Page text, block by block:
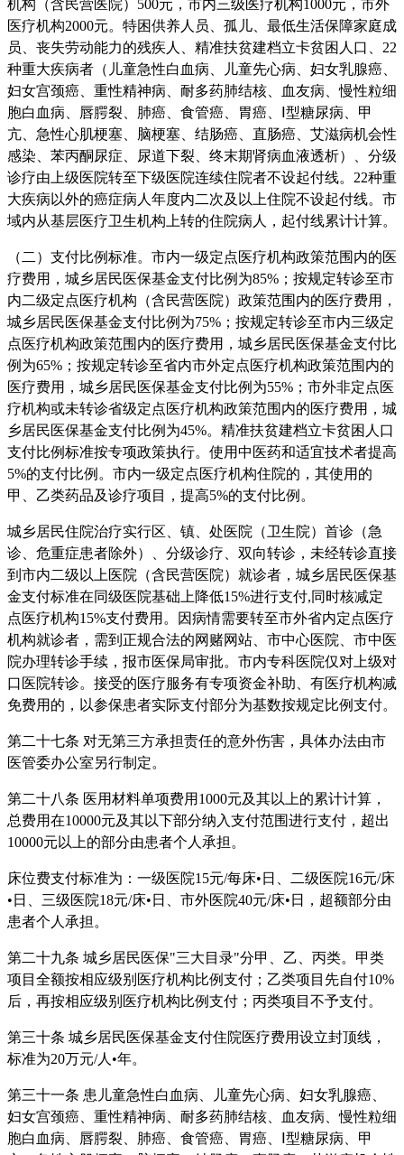
机构（含民营医院）500元，市内三级医疗机构1000元，市外
医疗机构2000元。特困供养人员、孤儿、最低生活保障家庭成
员、丧失劳动能力的残疾人、精准扶贫建档立卡贫困人口、22
种重大疾病者（儿童急性白血病、儿童先心病、妇女乳腺癌、
妇女宫颈癌、重性精神病、耐多药肺结核、血友病、慢性粒细
胞白血病、唇腭裂、肺癌、食管癌、胃癌、Ⅰ型糖尿病、甲
亢、急性心肌梗塞、脑梗塞、结肠癌、直肠癌、艾滋病机会性
感染、苯丙酮尿症、尿道下裂、终末期肾病血液透析）、分级
诊疗由上级医院转至下级医院连续住院者不设起付线。22种重
大疾病以外的癌症病人年度内二次及以上住院不设起付线。市
域内从基层医疗卫生机构上转的住院病人，起付线累计计算。
（二）支付比例标准。市内一级定点医疗机构政策范围内的医
疗费用，城乡居民医保基金支付比例为85%；按规定转诊至市
内二级定点医疗机构（含民营医院）政策范围内的医疗费用，
城乡居民医保基金支付比例为75%；按规定转诊至市内三级定
点医疗机构政策范围内的医疗费用，城乡居民医保基金支付比
例为65%；按规定转诊至省内市外定点医疗机构政策范围内的
医疗费用，城乡居民医保基金支付比例为55%；市外非定点医
疗机构或未转诊省级定点医疗机构政策范围内的医疗费用，城
乡居民医保基金支付比例为45%。精准扶贫建档立卡贫困人口
支付比例标准按专项政策执行。使用中医药和适宜技术者提高
5%的支付比例。市内一级定点医疗机构住院的，其使用的
甲、乙类药品及诊疗项目，提高5%的支付比例。
城乡居民住院治疗实行区、镇、处医院（卫生院）首诊（急
诊、危重症患者除外）、分级诊疗、双向转诊，未经转诊直接
到市内二级以上医院（含民营医院）就诊者，城乡居民医保基
金支付标准在同级医院基础上降低15%进行支付,同时核减定
点医疗机构15%支付费用。因病情需要转至市外省内定点医疗
机构就诊者，需到正规合法的网赌网站、市中心医院、市中医
院办理转诊手续，报市医保局审批。市内专科医院仅对上级对
口医院转诊。接受的医疗服务有专项资金补助、有医疗机构减
免费用的，以参保患者实际支付部分为基数按规定比例支付。
第二十七条 对无第三方承担责任的意外伤害，具体办法由市
医管委办公室另行制定。
第二十八条 医用材料单项费用1000元及其以上的累计计算，
总费用在10000元及其以下部分纳入支付范围进行支付，超出
10000元以上的部分由患者个人承担。
床位费支付标准为：一级医院15元/每床•日、二级医院16元/床
•日、三级医院18元/床•日、市外医院40元/床•日，超额部分由
患者个人承担。
第二十九条 城乡居民医保"三大目录"分甲、乙、丙类。甲类
项目全额按相应级别医疗机构比例支付；乙类项目先自付10%
后，再按相应级别医疗机构比例支付；丙类项目不予支付。
第三十条 城乡居民医保基金支付住院医疗费用设立封顶线，
标准为20万元/人•年。
第三十一条 患儿童急性白血病、儿童先心病、妇女乳腺癌、
妇女宫颈癌、重性精神病、耐多药肺结核、血友病、慢性粒细
胞白血病、唇腭裂、肺癌、食管癌、胃癌、Ⅰ型糖尿病、甲